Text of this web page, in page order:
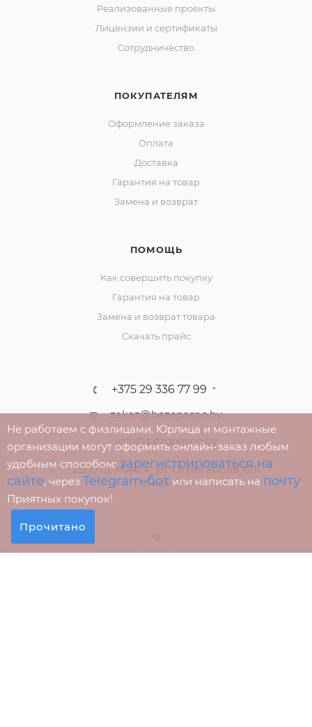
Реализованные проекты
Лицензии и сертификаты
Сотрудничество
ПОКУПАТЕЛЯМ
Оформление заказа
Оплата
Доставка
Гарантия на товар
Замена и возврат
ПОМОЩЬ
Как совершить покупку
Гарантия на товар
Замена и возврат товара
Скачать прайс
+375 29 336 77 99
zakaz@bezopasno.by
info@bezopasno.by
220073, Минск, ул. Скрыганова, 6/1-
9, ком.212
Не работаем с физлицами. Юрлица и монтажные
организации могут оформить онлайн-заказ любым
удобным способом: зарегистрироваться на
сайте, через Telegram-бот или написать на почту.
Приятных покупок!
Прочитано